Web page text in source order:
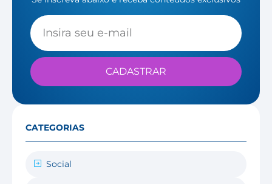
CADASTRAR
CATEGORIAS
Social